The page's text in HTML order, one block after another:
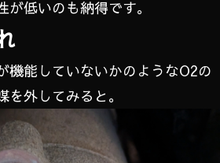
低いのも納得です。
機能していないかのようなO2の
外してみると。